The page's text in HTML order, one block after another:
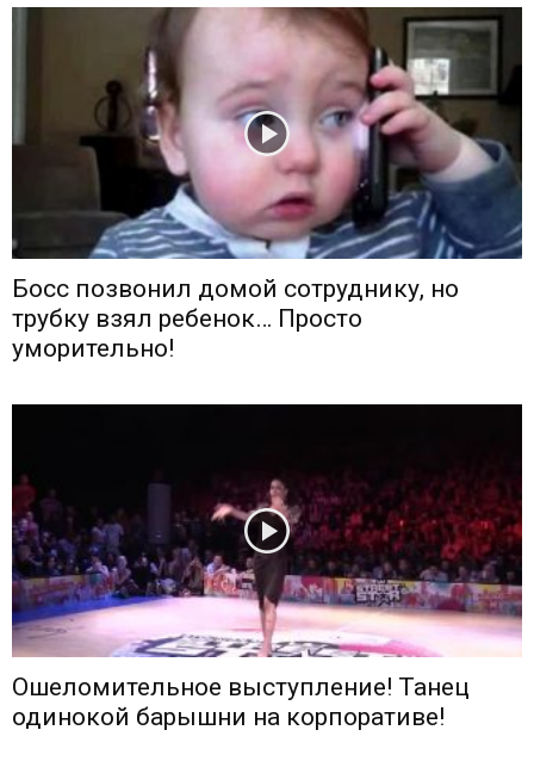
Босс позвонил домой сотруднику, но
трубку взял ребенок… Просто
уморительно!
Ошеломительное выступление! Танец
одинокой барышни на корпоративе!